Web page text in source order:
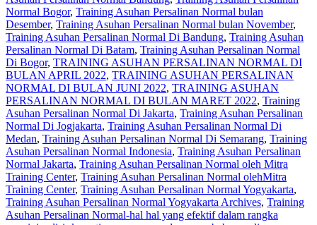
Normal Bogor, Training Asuhan Persalinan Normal bulan
Desember, Training Asuhan Persalinan Normal bulan November,
Training Asuhan Persalinan Normal Di Bandung, Training Asuhan
Persalinan Normal Di Batam, Training Asuhan Persalinan Normal
Di Bogor, TRAINING ASUHAN PERSALINAN NORMAL DI
BULAN APRIL 2022, TRAINING ASUHAN PERSALINAN
NORMAL DI BULAN JUNI 2022, TRAINING ASUHAN
PERSALINAN NORMAL DI BULAN MARET 2022, Training
Asuhan Persalinan Normal Di Jakarta, Training Asuhan Persalinan
Normal Di Jogjakarta, Training Asuhan Persalinan Normal Di
Medan, Training Asuhan Persalinan Normal Di Semarang, Training
Asuhan Persalinan Normal Indonesia, Training Asuhan Persalinan
Normal Jakarta, Training Asuhan Persalinan Normal oleh Mitra
Training Center, Training Asuhan Persalinan Normal olehMitra
Training Center, Training Asuhan Persalinan Normal Yogyakarta,
Training Asuhan Persalinan Normal Yogyakarta Archives, Training
Asuhan Persalinan Normal-hal hal yang efektif dalam rangka